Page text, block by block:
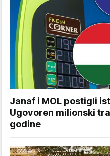
Janaf i MOL postigli
Ugovoren milionski
godine